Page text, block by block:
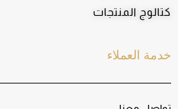
خدمة العملاء
كتالوج المنتجات